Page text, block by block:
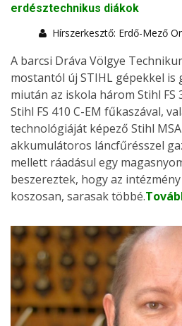
erdésztechnikus diákok
Hírszerkesztő: Erdő-Mező
A barcsi Dráva Völgye
mostantól új STIHL gépekkel is
miután az iskola három Stihl FS
Stihl FS 410 C-EM fűkaszával,
technológiáját képező Stihl MSA
akkumulátoros láncfűrésszel
mellett ráadásul egy
beszereztek, hogy az
koszosan, sarasak többé.